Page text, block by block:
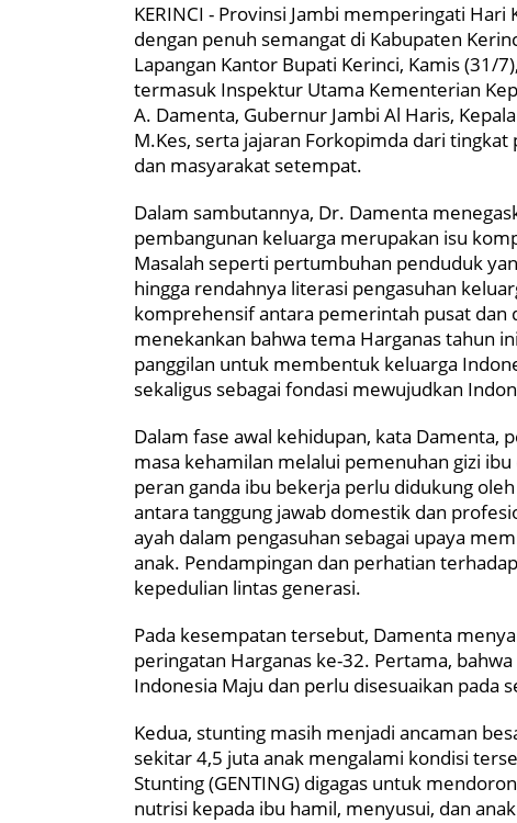
KERINCI - Provinsi Jambi memperingati
dengan penuh semangat di Kabupaten
Lapangan Kantor Bupati Kerinci, Kamis (31/
termasuk Inspektur Utama Kementerian
A. Damenta, Gubernur Jambi Al Haris,
M.Kes, serta jajaran Forkopimda dari
dan masyarakat setempat.
Dalam sambutannya, Dr. Damenta
pembangunan keluarga merupakan isu
Masalah seperti pertumbuhan penduduk
hingga rendahnya literasi pengasuhan
komprehensif antara pemerintah pusat dan
menekankan bahwa tema Harganas tahun
panggilan untuk membentuk keluarga
sekaligus sebagai fondasi mewujudkan
Dalam fase awal kehidupan, kata Damenta,
masa kehamilan melalui pemenuhan gizi
peran ganda ibu bekerja perlu didukung
antara tanggung jawab domestik dan
ayah dalam pengasuhan sebagai upaya
anak. Pendampingan dan perhatian
kepedulian lintas generasi.
Pada kesempatan tersebut, Damenta
peringatan Harganas ke-32. Pertama,
Indonesia Maju dan perlu disesuaikan pada
Kedua, stunting masih menjadi ancaman
sekitar 4,5 juta anak mengalami kondisi
Stunting (GENTING) digagas untuk
nutrisi kepada ibu hamil, menyusui, dan